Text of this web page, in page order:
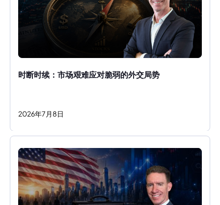
时断时续：市场艰难应对脆弱的外交局势
2026年7 月 8日